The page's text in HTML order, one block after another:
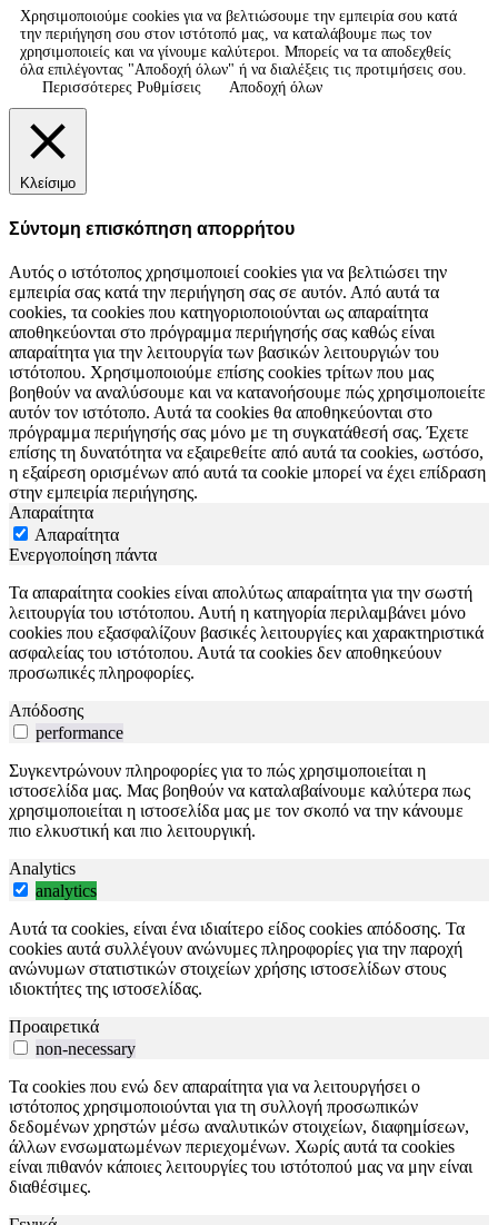
Χρησιμοποιούμε cookies για να βελτιώσουμε την εμπειρία σου κατά
την περιήγηση σου στον ιστότοπό μας, να καταλάβουμε πως τον
χρησιμοποιείς και να γίνουμε καλύτεροι. Μπορείς να τα αποδεχθείς
όλα επιλέγοντας "Αποδοχή όλων" ή να διαλέξεις τις προτιμήσεις σου.
Περισσότερες Ρυθμίσεις
Αποδοχή όλων
Κλείσιμο
Σύντομη επισκόπηση απορρήτου
Αυτός ο ιστότοπος χρησιμοποιεί cookies για να βελτιώσει την
εμπειρία σας κατά την περιήγηση σας σε αυτόν. Από αυτά τα
cookies, τα cookies που κατηγοριοποιούνται ως απαραίτητα
αποθηκεύονται στο πρόγραμμα περιήγησής σας καθώς είναι
απαραίτητα για την λειτουργία των βασικών λειτουργιών του
ιστότοπου. Χρησιμοποιούμε επίσης cookies τρίτων που μας
βοηθούν να αναλύσουμε και να κατανοήσουμε πώς χρησιμοποιείτε
αυτόν τον ιστότοπο. Αυτά τα cookies θα αποθηκεύονται στο
πρόγραμμα περιήγησής σας μόνο με τη συγκατάθεσή σας. Έχετε
επίσης τη δυνατότητα να εξαιρεθείτε από αυτά τα cookies, ωστόσο,
η εξαίρεση ορισμένων από αυτά τα cookie μπορεί να έχει επίδραση
στην εμπειρία περιήγησης.
Απαραίτητα
Απαραίτητα
Ενεργοποίηση πάντα
Τα απαραίτητα cookies είναι απολύτως απαραίτητα για την σωστή
λειτουργία του ιστότοπου. Αυτή η κατηγορία περιλαμβάνει μόνο
cookies που εξασφαλίζουν βασικές λειτουργίες και χαρακτηριστικά
ασφαλείας του ιστότοπου. Αυτά τα cookies δεν αποθηκεύουν
προσωπικές πληροφορίες.
Απόδοσης
performance
Συγκεντρώνουν πληροφορίες για το πώς χρησιμοποιείται η
ιστοσελίδα μας. Μας βοηθούν να καταλαβαίνουμε καλύτερα πως
χρησιμοποιείται η ιστοσελίδα μας με τον σκοπό να την κάνουμε
πιο ελκυστική και πιο λειτουργική.
Analytics
analytics
Αυτά τα cookies, είναι ένα ιδιαίτερο είδος cookies απόδοσης. Τα
cookies αυτά συλλέγουν ανώνυμες πληροφορίες για την παροχή
ανώνυμων στατιστικών στοιχείων χρήσης ιστοσελίδων στους
ιδιοκτήτες της ιστοσελίδας.
Προαιρετικά
non-necessary
Τα cookies που ενώ δεν απαραίτητα για να λειτουργήσει ο
ιστότοπος χρησιμοποιούνται για τη συλλογή προσωπικών
δεδομένων χρηστών μέσω αναλυτικών στοιχείων, διαφημίσεων,
άλλων ενσωματωμένων περιεχομένων. Χωρίς αυτά τα cookies
είναι πιθανόν κάποιες λειτουργίες του ιστότοπού μας να μην είναι
διαθέσιμες.